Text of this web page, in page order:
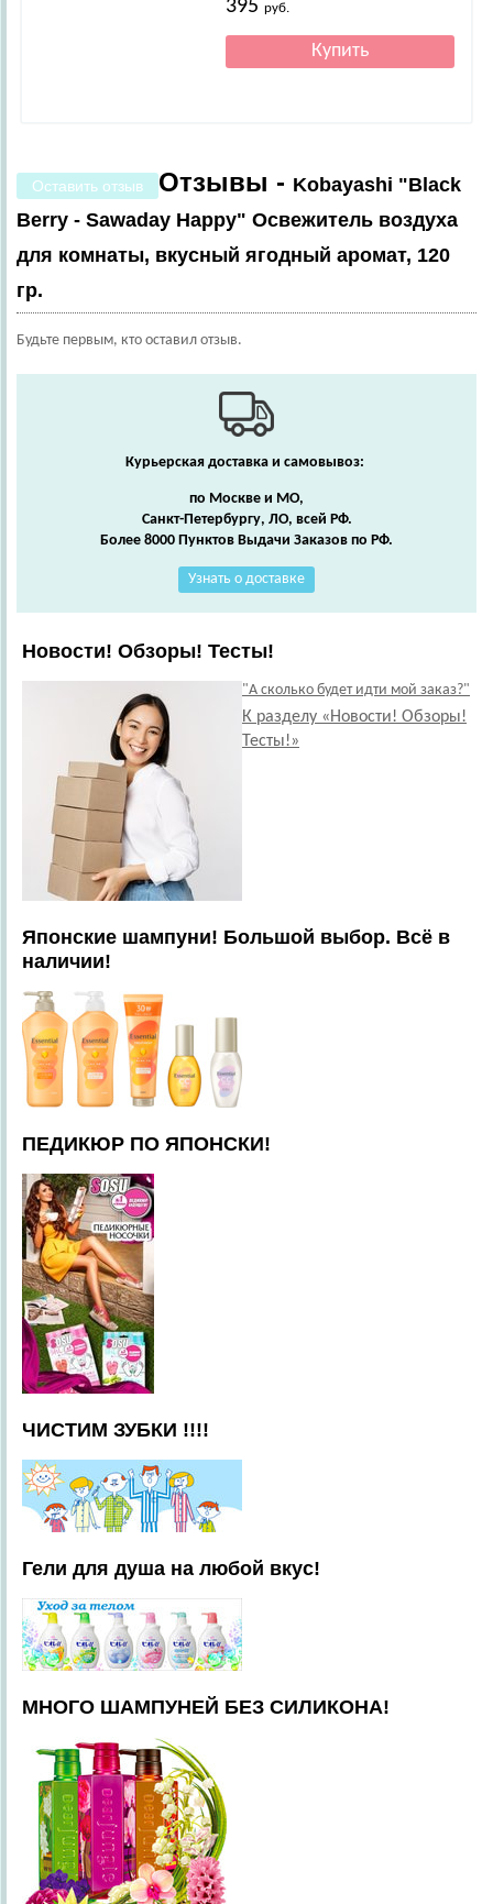
395руб.
Оставить отзыв Отзывы - Kobayashi "Black
Berry - Sawaday Happy" Освежитель воздуха
для комнаты, вкусный ягодный аромат, 120
гр.
Будьте первым, кто оставил отзыв.
Курьерская доставка и самовывоз:
по Москве и МО,
Санкт-Петербургу, ЛО, всей РФ.
Более 8000 Пунктов Выдачи Заказов по РФ.
Узнать о доставке
Новости! Обзоры! Тесты!
"А сколько будет идти мой заказ?"
К разделу «Новости! Обзоры!
Тесты!»
Японские шампуни! Большой выбор. Всё в
наличии!
ПЕДИКЮР ПО ЯПОНСКИ!
ЧИСТИМ ЗУБКИ !!!!
Гели для душа на любой вкус!
МНОГО ШАМПУНЕЙ БЕЗ СИЛИКОНА!